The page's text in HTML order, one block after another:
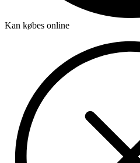
Kan købes online